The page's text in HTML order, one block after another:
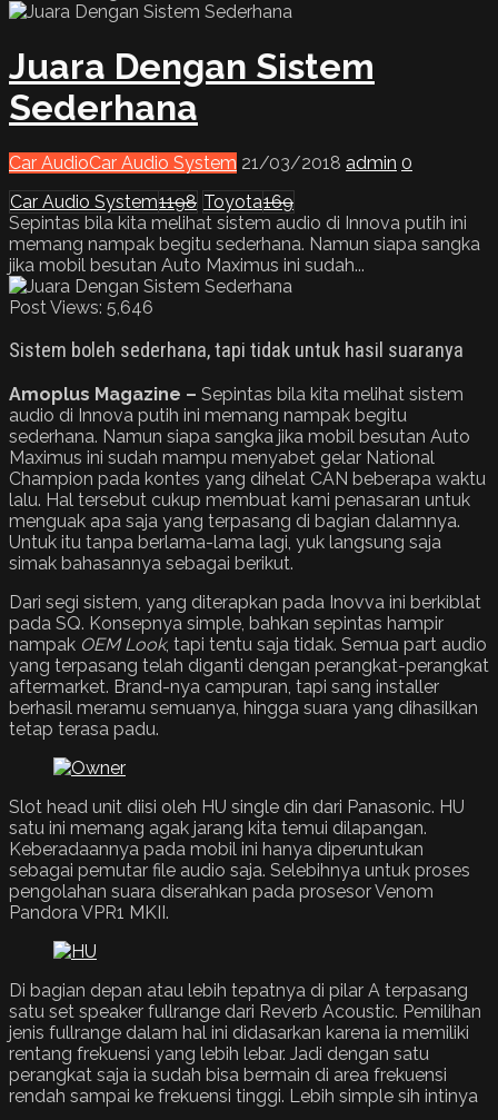
Juara Dengan Sistem
Sederhana
Car AudioCar Audio System 21/03/2018 admin 0
Car Audio System1198 Toyota169
Sepintas bila kita melihat sistem audio di Innova putih ini
memang nampak begitu sederhana. Namun siapa sangka
jika mobil besutan Auto Maximus ini sudah...
Post Views: 5,646
Sistem boleh sederhana, tapi tidak untuk hasil suaranya
Amoplus Magazine – Sepintas bila kita melihat sistem
audio di Innova putih ini memang nampak begitu
sederhana. Namun siapa sangka jika mobil besutan Auto
Maximus ini sudah mampu menyabet gelar National
Champion pada kontes yang dihelat CAN beberapa waktu
lalu. Hal tersebut cukup membuat kami penasaran untuk
menguak apa saja yang terpasang di bagian dalamnya.
Untuk itu tanpa berlama-lama lagi, yuk langsung saja
simak bahasannya sebagai berikut.
Dari segi sistem, yang diterapkan pada Inovva ini berkiblat
pada SQ. Konsepnya simple, bahkan sepintas hampir
nampak OEM Look, tapi tentu saja tidak. Semua part audio
yang terpasang telah diganti dengan perangkat-perangkat
aftermarket. Brand-nya campuran, tapi sang installer
berhasil meramu semuanya, hingga suara yang dihasilkan
tetap terasa padu.
Slot head unit diisi oleh HU single din dari Panasonic. HU
satu ini memang agak jarang kita temui dilapangan.
Keberadaannya pada mobil ini hanya diperuntukan
sebagai pemutar file audio saja. Selebihnya untuk proses
pengolahan suara diserahkan pada prosesor Venom
Pandora VPR1 MKII.
Di bagian depan atau lebih tepatnya di pilar A terpasang
satu set speaker fullrange dari Reverb Acoustic. Pemilihan
jenis fullrange dalam hal ini didasarkan karena ia memiliki
rentang frekuensi yang lebih lebar. Jadi dengan satu
perangkat saja ia sudah bisa bermain di area frekuensi
rendah sampai ke frekuensi tinggi. Lebih simple sih intinya